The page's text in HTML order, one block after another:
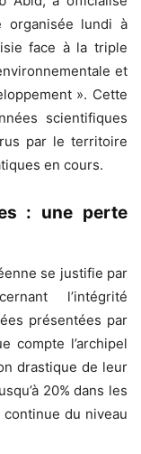
organisée lundi à
face à la triple
et
». Cette
scientifiques
par le territoire
en cours.
: une perte
se justifie par
l’intégrité
présentées par
compte l’archipel
drastique de leur
20% dans les
continue du niveau